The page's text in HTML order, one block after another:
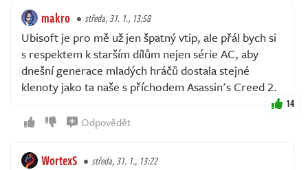
makro středa, 31. 1., 13:58
Ubisoft je pro mě už jen špatný vtip, ale přál bych si
s respektem k starším dílům nejen série AC, aby
dnešní generace mladých hráčů dostala stejné
klenoty jako ta naše s příchodem Asassin's Creed 2.
14
Odpovědět
WortexS středa, 31. 1., 13:22